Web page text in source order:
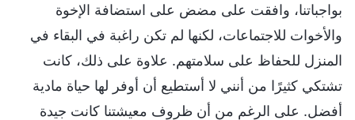
بواجباتنا، وافقت على مضض على استضافة الإخوة
والأخوات للاجتماعات، لكنها لم تكن راغبة في البقاء في
المنزل للحفاظ على سلامتهم. علاوة على ذلك، كانت
تشتكي كثيرًا من أنني لا أستطيع أن أوفر لها حياة مادية
أفضل. على الرغم من أن ظروف معيشتنا كانت جيدة